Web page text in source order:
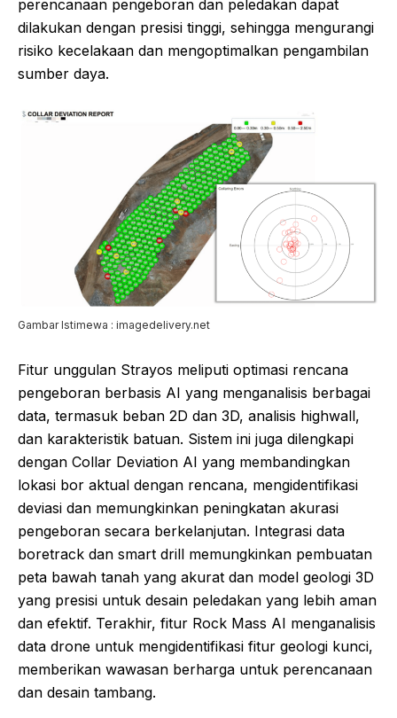
perencanaan pengeboran dan peledakan dapat
dilakukan dengan presisi tinggi, sehingga mengurangi
risiko kecelakaan dan mengoptimalkan pengambilan
sumber daya.
Gambar Istimewa : imagedelivery.net
Fitur unggulan Strayos meliputi optimasi rencana
pengeboran berbasis AI yang menganalisis berbagai
data, termasuk beban 2D dan 3D, analisis highwall,
dan karakteristik batuan. Sistem ini juga dilengkapi
dengan Collar Deviation AI yang membandingkan
lokasi bor aktual dengan rencana, mengidentifikasi
deviasi dan memungkinkan peningkatan akurasi
pengeboran secara berkelanjutan. Integrasi data
boretrack dan smart drill memungkinkan pembuatan
peta bawah tanah yang akurat dan model geologi 3D
yang presisi untuk desain peledakan yang lebih aman
dan efektif. Terakhir, fitur Rock Mass AI menganalisis
data drone untuk mengidentifikasi fitur geologi kunci,
memberikan wawasan berharga untuk perencanaan
dan desain tambang.